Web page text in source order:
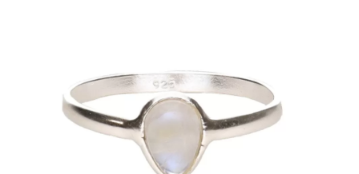
Listă de dorințe
Blog despre bijuterii, ghid marimi si